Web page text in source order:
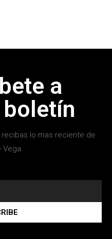
a
recibas lo mas reciente de
Vega